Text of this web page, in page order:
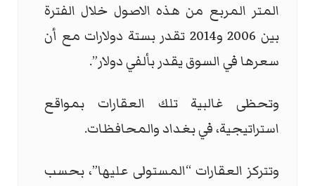
المتر المربع من هذه الاصول خلال الفترة
بين 2006 و2014 تقدر بستة دولارات مع أن
سعرها في السوق يقدر بألفي دولار”.
وتحظى غالبية تلك العقارات بمواقع
استراتيجية، في بغداد والمحافظات.
وتتركز العقارات “المستولى عليها”، بحسب